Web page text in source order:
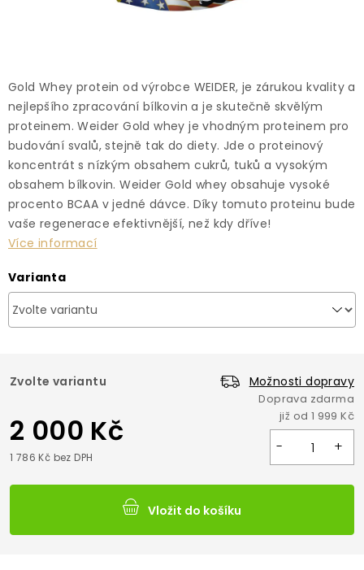
Gold Whey protein od výrobce WEIDER, je zárukou kvality a
nejlepšího zpracování bílkovin a je skutečně skvělým
proteinem. Weider Gold whey je vhodným proteinem pro
budování svalů, stejně tak do diety. Jde o proteinový
koncentrát s nízkým obsahem cukrů, tuků a vysokým
obsahem bílkovin. Weider Gold whey obsahuje vysoké
procento BCAA v jedné dávce. Díky tomuto proteinu bude
vaše regenerace efektivnější, než kdy dříve!
Více informací
Varianta
Zvolte variantu Možnosti dopravy
2 000 Kč
1 786 Kč bez DPH
Vložit do košíku